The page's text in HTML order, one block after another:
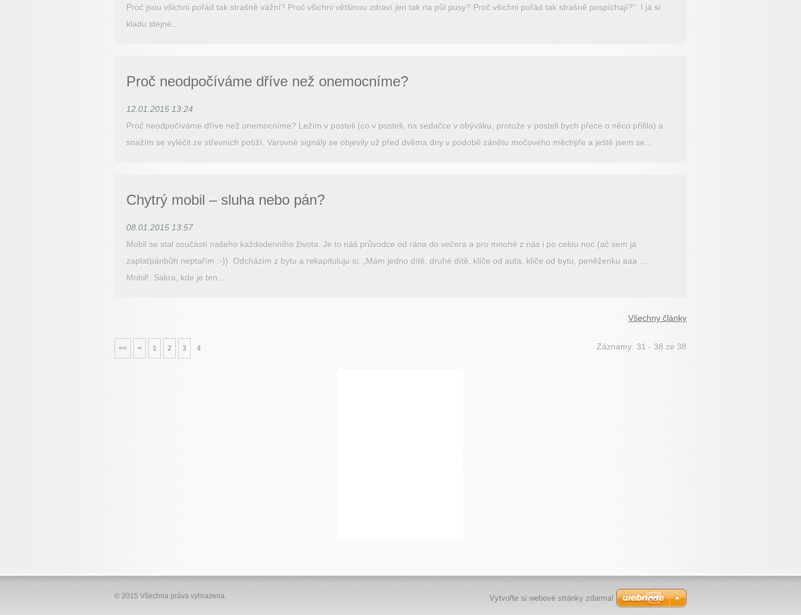
Proč jsou všichni pořád tak strašně vážní? Proč všichni většinou zdraví jen tak na půl pusy? Proč všichni pořád tak strašně pospíchají?“. I já si
kladu stejné...
Proč neodpočíváme dříve než onemocníme?
12.01.2015 13:24
Proč neodpočíváme dříve než onemocníme? Ležím v posteli (co v posteli, na sedačce v obýváku, protože v posteli bych přece o něco přišla) a
snažím se vyléčit ze střevních potíží. Varovné signály se objevily už před dvěma dny v podobě zánětu močového měchýře a ještě jsem se...
Chytrý mobil – sluha nebo pán?
08.01.2015 13:57
Mobil se stal součástí našeho každodenního života. Je to náš průvodce od rána do večera a pro mnohé z nás i po celou noc (ač sem já
zaplaťpánbůh neptařím :-)). Odcházím z bytu a rekapituluju si: „Mám jedno dítě, druhé dítě, klíče od auta, klíče od bytu, peněženku aaa …
Mobil!. Sakra, kde je ten...
Všechny články
Záznamy: 31 - 38 ze 38
<< < 1 2 3 4
© 2015 Všechna práva vyhrazena. Vytvořte si webové stránky zdarma!